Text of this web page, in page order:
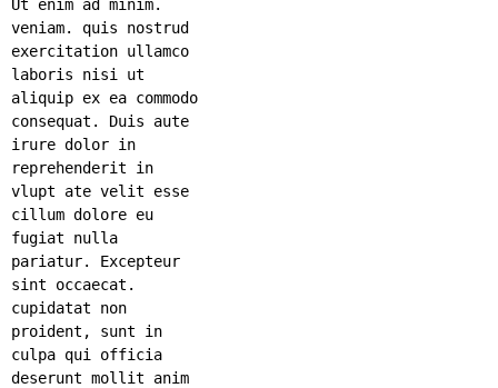
Ut enim ad minim.
veniam. quis nostrud
exercitation ullamco
laboris nisi ut
aliquip ex ea commodo
consequat. Duis aute
irure dolor in
reprehenderit in
vlupt ate velit esse
cillum dolore eu
fugiat nulla
pariatur. Excepteur
sint occaecat.
cupidatat non
proident, sunt in
culpa qui officia
deserunt mollit anim